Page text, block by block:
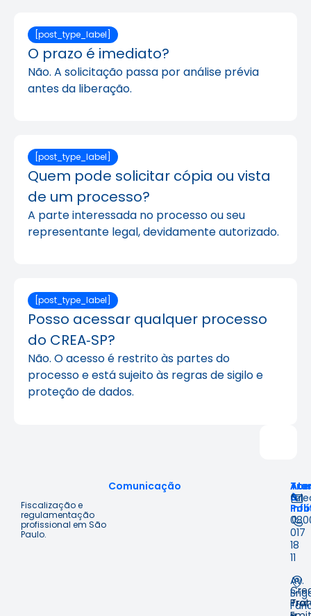
[post_type_label]
O prazo é imediato?
Não. A solicitação passa por análise prévia
antes da liberação.
[post_type_label]
Quem pode solicitar cópia ou vista
de um processo?
A parte interessada no processo ou seu
representante legal, devidamente autorizado.
[post_type_label]
Posso acessar qualquer processo
do CREA‑SP?
Não. O acesso é restrito às partes do
processo e está sujeito às regras de sigilo e
proteção de dados.
Fiscalização e
regulamentação
profissional em São
Paulo.
Comunicação
à
&
017
18
11
Av.